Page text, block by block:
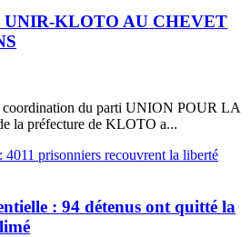
UNIR-KLOTO AU CHEVET
coordination du parti UNION POUR LA
la préfecture de KLOTO a...
: 94 détenus ont quitté la